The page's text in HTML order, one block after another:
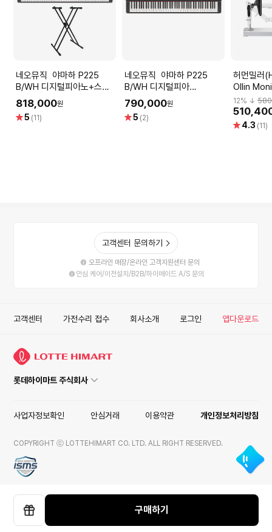
선
구매하기
네오뮤직 야마하 P225
B/WH 디지털피아노+스탠
드 /YAMAHA Piano
818,000원
별5 (11)
네오뮤직 야마하 P225
B/WH 디지털피아
노/YAMAHA Digital Piano
790,000원
별5 (2)
허먼밀러
Ollin
모니터암
12% ↓
별 4.3 (11)
고객센터 문의하기
오프라인 매장/온라인 고객지원센터 문의
안심 케어/이전설치/B2B/하이메이드 A/S 문의
고객센터 가전수리 접수 회사소개 로그인 앱다운로드
롯데하이마트 주식회사
사업자정보확인 안심거래 이용약관 개인정보처리방침
COPYRIGHT ⓒ LOTTEHIMART CO. LTD. ALL RIGHT RESERVED.
ISMS